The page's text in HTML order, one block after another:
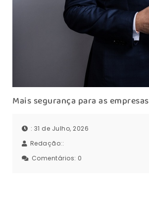
Mais segurança para as empresas
: 31 de Julho, 2026
Redação::
Comentários: 0